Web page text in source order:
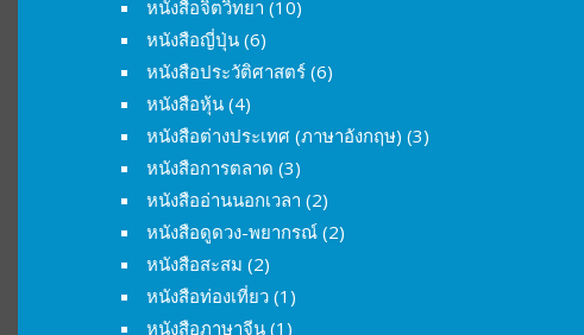
หนังสือจิตวิทยา (10)
หนังสือญี่ปุ่น (6)
หนังสือประวัติศาสตร์ (6)
หนังสือหุ้น (4)
หนังสือต่างประเทศ (ภาษาอังกฤษ) (3)
หนังสือการตลาด (3)
หนังสืออ่านนอกเวลา (2)
หนังสือดูดวง-พยากรณ์ (2)
หนังสือสะสม (2)
หนังสือท่องเที่ยว (1)
หนังสือภาษาจีน (1)